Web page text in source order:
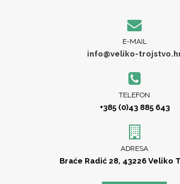
E-MAIL
info@veliko-
TELEFON
+385 (0)43 885 643
ADRESA
Braće Radić 28, 43226 Veliko